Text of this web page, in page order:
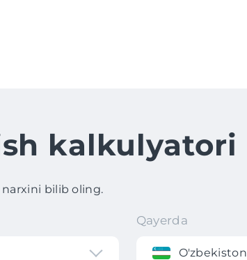
kalkulyatori
bilib oling.
Qayerda
O'zbekiston